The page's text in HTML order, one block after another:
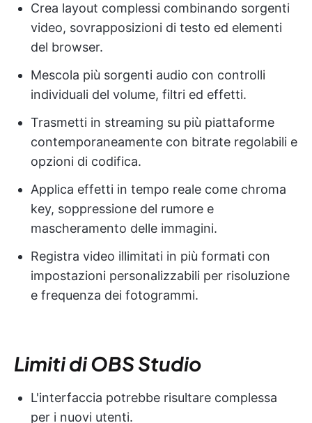
Crea layout complessi combinando sorgenti
video, sovrapposizioni di testo ed elementi
del browser.
Mescola più sorgenti audio con controlli
individuali del volume, filtri ed effetti.
Trasmetti in streaming su più piattaforme
contemporaneamente con bitrate regolabili e
opzioni di codifica.
Applica effetti in tempo reale come chroma
key, soppressione del rumore e
mascheramento delle immagini.
Registra video illimitati in più formati con
impostazioni personalizzabili per risoluzione
e frequenza dei fotogrammi.
Limiti di OBS Studio
L'interfaccia potrebbe risultare complessa
per i nuovi utenti.